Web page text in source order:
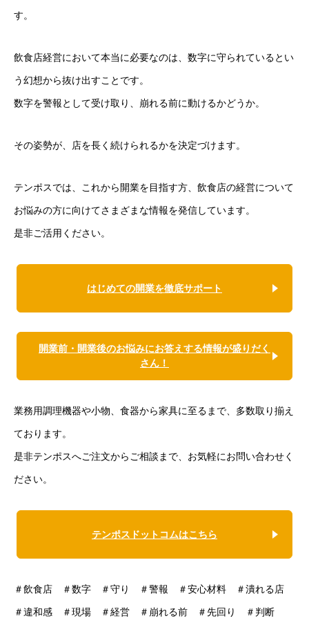
す。
飲食店経営において本当に必要なのは、数字に守られているとい
う幻想から抜け出すことです。
数字を警報として受け取り、崩れる前に動けるかどうか。
その姿勢が、店を長く続けられるかを決定づけます。
テンポスでは、これから開業を目指す方、飲食店の経営について
お悩みの方に向けてさまざまな情報を発信しています。
是非ご活用ください。
はじめての開業を徹底サポート
開業前・開業後のお悩みにお答えする情報が盛りだく
さん！
業務用調理機器や小物、食器から家具に至るまで、多数取り揃え
ております。
是非テンポスへご注文からご相談まで、お気軽にお問い合わせく
ださい。
テンポスドットコムはこちら
＃飲食店 ＃数字 ＃守り ＃警報 ＃安心材料 ＃潰れる店
＃違和感 ＃現場 ＃経営 ＃崩れる前 ＃先回り ＃判断